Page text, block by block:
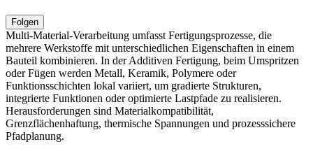
Folgen
Multi-Material-Verarbeitung umfasst Fertigungsprozesse, die
mehrere Werkstoffe mit unterschiedlichen Eigenschaften in einem
Bauteil kombinieren. In der Additiven Fertigung, beim Umspritzen
oder Fügen werden Metall, Keramik, Polymere oder
Funktionsschichten lokal variiert, um gradierte Strukturen,
integrierte Funktionen oder optimierte Lastpfade zu realisieren.
Herausforderungen sind Materialkompatibilität,
Grenzflächenhaftung, thermische Spannungen und prozesssichere
Pfadplanung.